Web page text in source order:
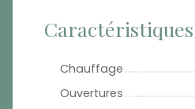
Chauffage
Ouvertures